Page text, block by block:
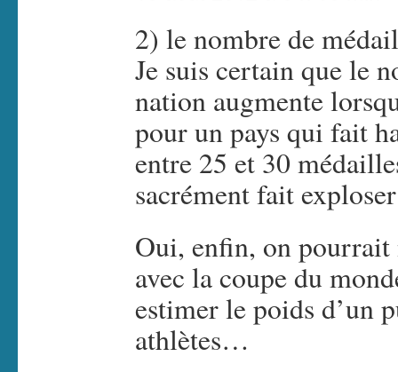
2) le nombre de
Je suis certain que le
nation augmente
pour un pays qui fait
entre 25 et 30
sacrément fait
Oui, enfin, on
avec la coupe du
estimer le poids d’un
athlètes…